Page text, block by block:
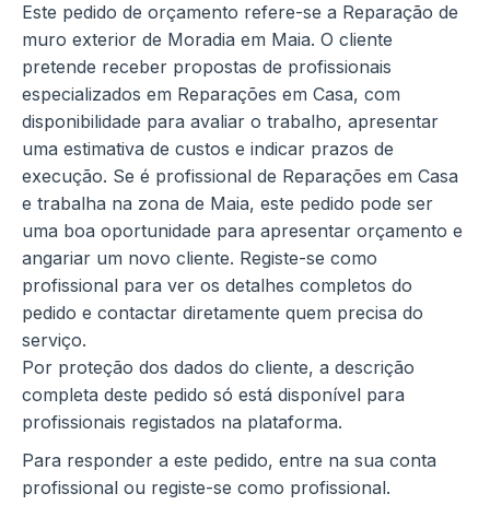
Este pedido de orçamento refere-se a Reparação de
muro exterior de Moradia em Maia. O cliente
pretende receber propostas de profissionais
especializados em Reparações em Casa, com
disponibilidade para avaliar o trabalho, apresentar
uma estimativa de custos e indicar prazos de
execução. Se é profissional de Reparações em Casa
e trabalha na zona de Maia, este pedido pode ser
uma boa oportunidade para apresentar orçamento e
angariar um novo cliente. Registe-se como
profissional para ver os detalhes completos do
pedido e contactar diretamente quem precisa do
serviço.
Por proteção dos dados do cliente, a descrição
completa deste pedido só está disponível para
profissionais registados na plataforma.
Para responder a este pedido, entre na sua conta
profissional ou registe-se como profissional.